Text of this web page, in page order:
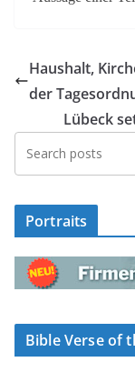
Haushalt,
der
Lübeck
Portraits
Bible Verse of